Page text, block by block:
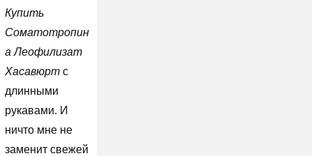
Купить
Соматотропин
а Леофилизат
Хасавюртс
длинными
рукавами. И
ничто мне не
заменит свежей